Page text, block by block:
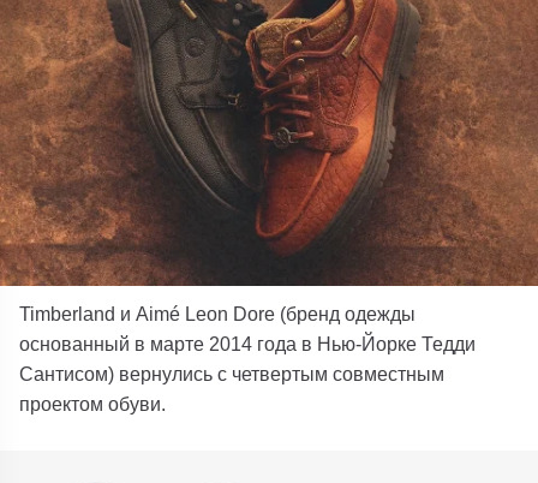
Timberland и Aimé Leon Dore (бренд одежды
основанный в марте 2014 года в Нью-Йорке Тедди
Сантисом) вернулись с четвертым совместным
проектом обуви.